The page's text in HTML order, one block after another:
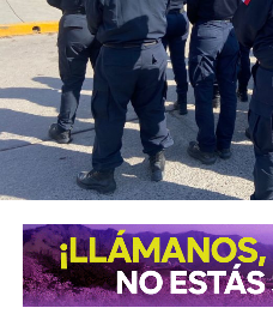
las agencias solo se
dijo Alonso.
También lee:Gallardo
Fenapo 2026